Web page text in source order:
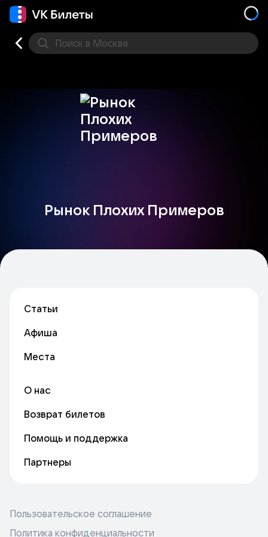
Поиск в Москве
Рынок Плохих Примеров
Статьи
Афиша
Места
О нас
Возврат билетов
Помощь и поддержка
Партнеры
Пользовательское соглашение
Политика конфиденциальности